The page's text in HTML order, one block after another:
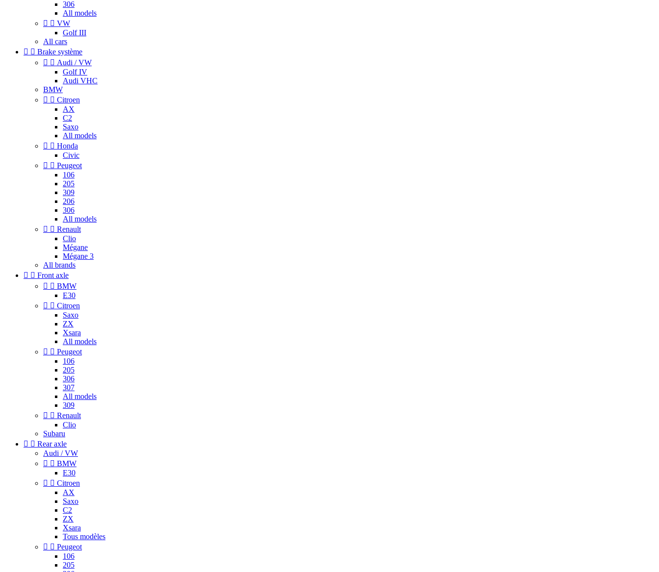
306
All models
  VW
Golf III
All cars
  Brake système
  Audi / VW
Golf IV
Audi VHC
BMW
  Citroen
AX
C2
Saxo
All models
  Honda
Civic
  Peugeot
106
205
309
206
306
All models
  Renault
Clio
Mégane
Mégane 3
All brands
  Front axle
  BMW
E30
  Citroen
Saxo
ZX
Xsara
All models
  Peugeot
106
205
306
307
All models
309
  Renault
Clio
Subaru
  Rear axle
Audi / VW
  BMW
E30
  Citroen
AX
Saxo
C2
ZX
Xsara
Tous modèles
  Peugeot
106
205